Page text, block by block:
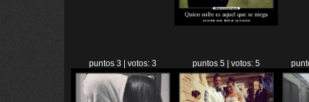
puntos 3 | votos: 3 puntos 5 | votos: 5